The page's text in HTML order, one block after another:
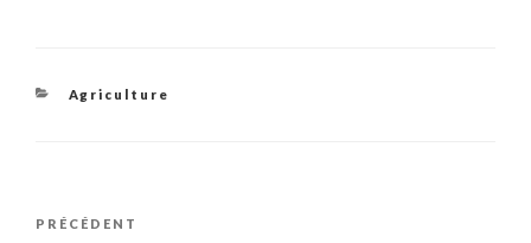
Catégories
Agriculture
Navigation
Article
PRÉCÉDENT